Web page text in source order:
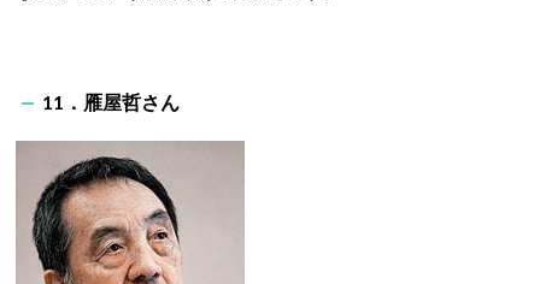
11．雁屋哲さん